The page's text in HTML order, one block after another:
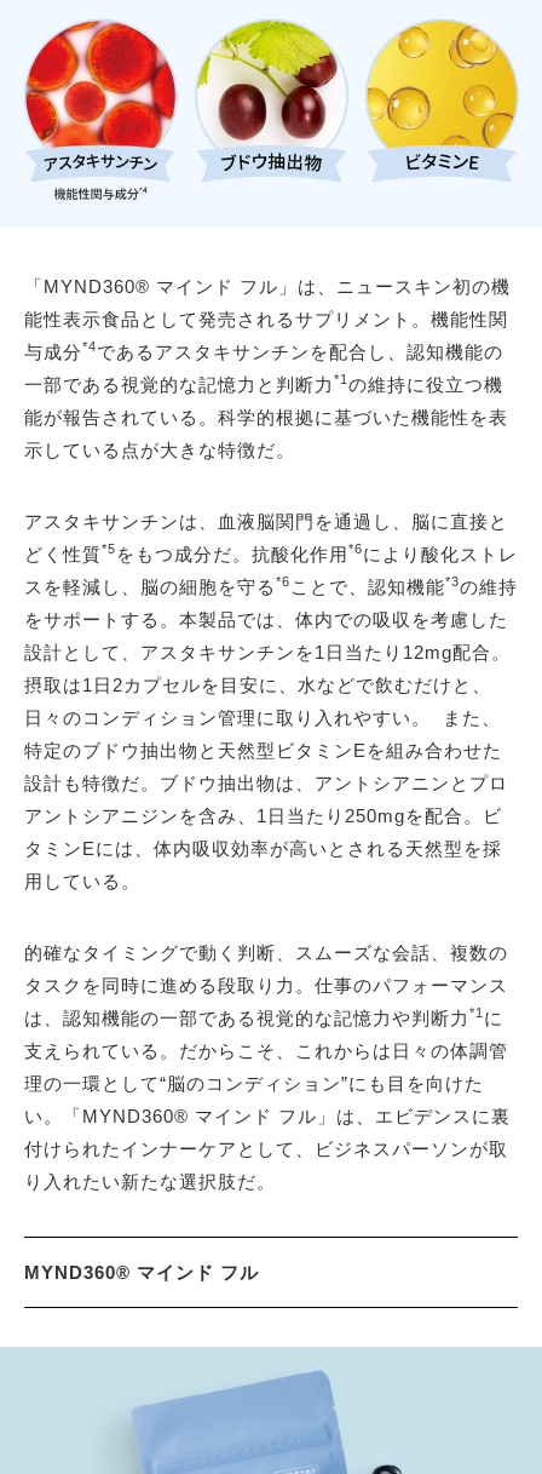
「MYND360® マインド フル」は、ニュースキン初の機
能性表示食品として発売されるサプリメント。機能性関
与成分*4であるアスタキサンチンを配合し、認知機能の
一部である視覚的な記憶力と判断力 *1 の維持に役立つ機
能が報告されている。科学的根拠に基づいた機能性を表
示している点が大きな特徴だ。
アスタキサンチンは、血液脳関門を通過し、脳に直接と
どく性質*5 をもつ成分だ。抗酸化作用*6により酸化ストレ
スを軽減し、脳の細胞を守る *6 ことで、認知機能*3の維持
をサポートする。本製品では、体内での吸収を考慮した
設計として、アスタキサンチンを1日当たり12mg配合。
摂取は1日2カプセルを目安に、水などで飲むだけと、
日々のコンディション管理に取り入れやすい。 また、
特定のブドウ抽出物と天然型ビタミンEを組み合わせた
設計も特徴だ。ブドウ抽出物は、アントシアニンとプロ
アントシアニジンを含み、1日当たり250mgを配合。ビ
タミンEには、体内吸収効率が高いとされる天然型を採
用している。
的確なタイミングで動く判断、スムーズな会話、複数の
タスクを同時に進める段取り力。仕事のパフォーマンス
は、認知機能の一部である視覚的な記憶力や判断力 *1 に
支えられている。だからこそ、これからは日々の体調管
理の一環として“脳のコンディション”にも目を向けた
い。「MYND360® マインド フル」は、エビデンスに裏
付けられたインナーケアとして、ビジネスパーソンが取
り入れたい新たな選択肢だ。
MYND360® マインド フル